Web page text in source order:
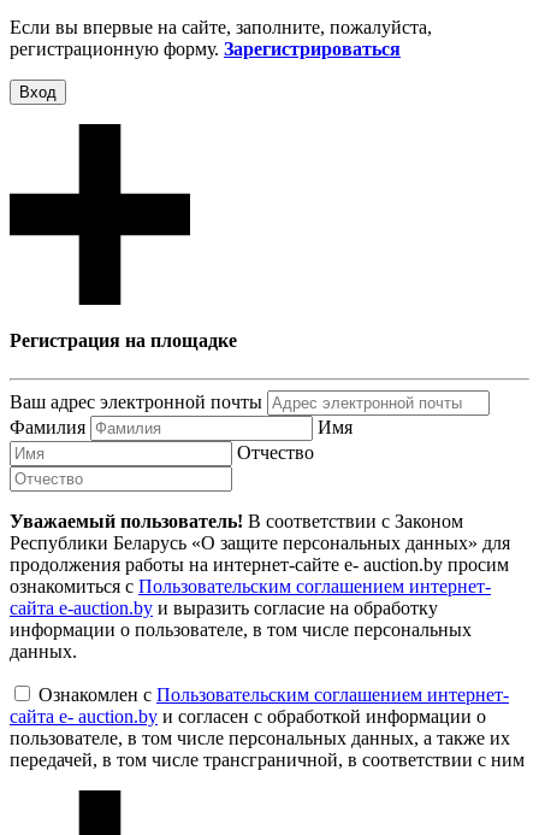
Если вы впервые на сайте, заполните, пожалуйста,
регистрационную форму. Зарегистрироваться
Вход
Регистрация на площадке
Ваш адрес электронной почты
Фамилия
Имя
Отчество
Уважаемый пользователь! В соответствии с Законом
Республики Беларусь «О защите персональных данных» для
продолжения работы на интернет-сайте e- auction.by просим
ознакомиться с Пользовательским соглашением интернет-
сайта e-auction.by и выразить согласие на обработку
информации о пользователе, в том числе персональных
данных.
Ознакомлен с Пользовательским соглашением интернет-
сайта e- auction.by и согласен с обработкой информации о
пользователе, в том числе персональных данных, а также их
передачей, в том числе трансграничной, в соответствии с ним